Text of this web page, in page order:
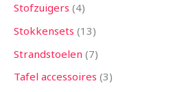
Stofzuigers 4
Stokkensets 13
Strandstoelen 7
Tafel accessoires 3